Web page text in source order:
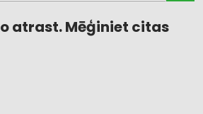
atrast. Mēģiniet citas